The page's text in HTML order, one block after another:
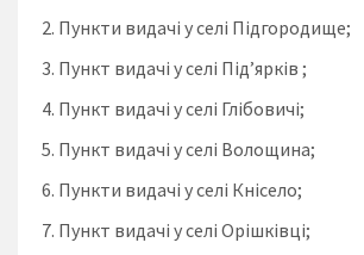
Пункти видачі у селі Підгородище;
Пункт видачі у селі Під’ярків ;
Пункт видачі у селі Глібовичі;
Пункт видачі у селі Волощина;
Пункти видачі у селі Кнісело;
Пункт видачі у селі Орішківці;